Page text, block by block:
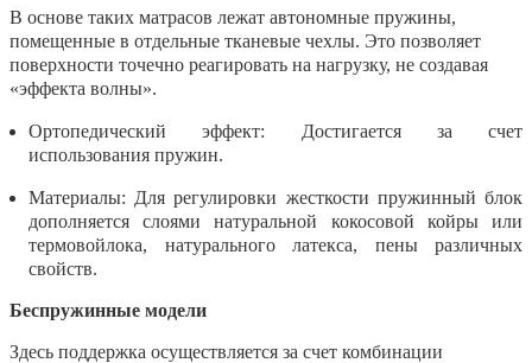
В основе таких матрасов лежат автономные пружины,
помещенные в отдельные тканевые чехлы. Это позволяет
поверхности точечно реагировать на нагрузку, не создавая
«эффекта волны».
Ортопедический эффект: Достигается за счет
использования пружин.
Материалы: Для регулировки жесткости пружинный блок
дополняется слоями натуральной кокосовой койры или
термовойлока, натурального латекса, пены различных
свойств.
Беспружинные модели
Здесь поддержка осуществляется за счет комбинации